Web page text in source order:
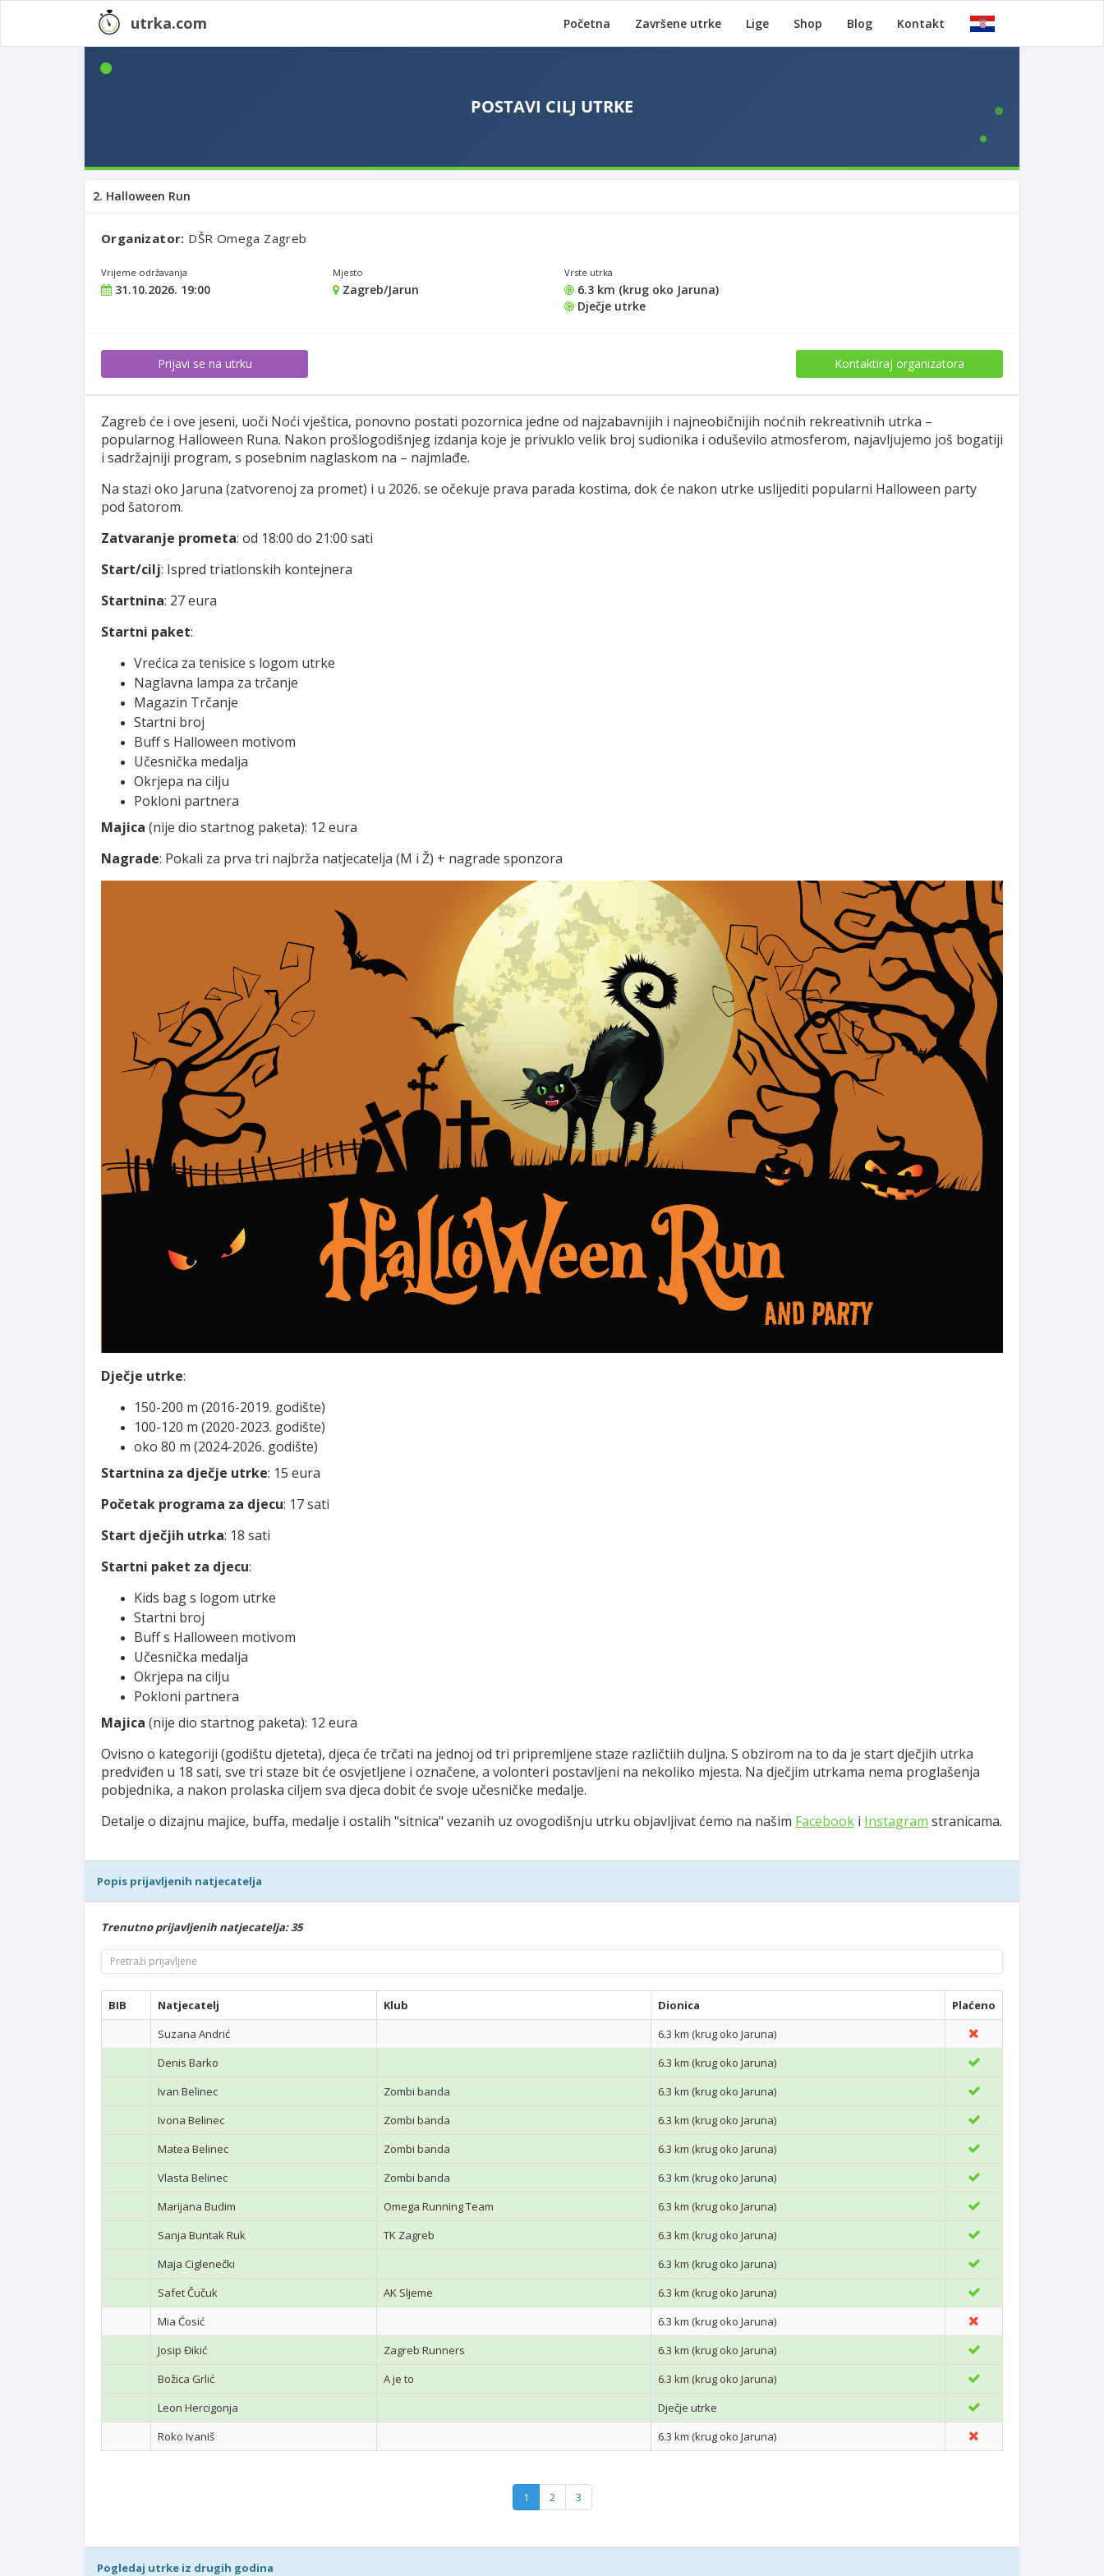
utrka.com Početna Završene utrke Lige Shop Blog Kontakt
2. Halloween Run
Organizator: DŠR Omega Zagreb
Vrijeme održavanja
31.10.2026. 19:00
Mjesto
Zagreb/Jarun
Vrste utrka
6.3 km (krug oko Jaruna)
Dječje utrke
Prijavi se na utrku Kontaktiraj organizatora
Zagreb će i ove jeseni, uoči Noći vještica, ponovno postati pozornica jedne od najzabavnijih i najneobičnijih noćnih rekreativnih utrka –
popularnog Halloween Runa. Nakon prošlogodišnjeg izdanja koje je privuklo velik broj sudionika i oduševilo atmosferom, najavljujemo još bogatiji
i sadržajniji program, s posebnim naglaskom na – najmlađe.
Na stazi oko Jaruna (zatvorenoj za promet) i u 2026. se očekuje prava parada kostima, dok će nakon utrke uslijediti popularni Halloween party
pod šatorom.
Zatvaranje prometa: od 18:00 do 21:00 sati
Start/cilj: Ispred triatlonskih kontejnera
Startnina: 27 eura
Startni paket:
Vrećica za tenisice s logom utrke
Naglavna lampa za trčanje
Magazin Trčanje
Startni broj
Buff s Halloween motivom
Učesnička medalja
Okrjepa na cilju
Pokloni partnera
Majica (nije dio startnog paketa): 12 eura
Nagrade: Pokali za prva tri najbrža natjecatelja (M i Ž) + nagrade sponzora
Dječje utrke:
150-200 m (2016-2019. godište)
100-120 m (2020-2023. godište)
oko 80 m (2024-2026. godište)
Startnina za dječje utrke: 15 eura
Početak programa za djecu: 17 sati
Start dječjih utrka: 18 sati
Startni paket za djecu:
Kids bag s logom utrke
Startni broj
Buff s Halloween motivom
Učesnička medalja
Okrjepa na cilju
Pokloni partnera
Majica (nije dio startnog paketa): 12 eura
Ovisno o kategoriji (godištu djeteta), djeca će trčati na jednoj od tri pripremljene staze različtiih duljna. S obzirom na to da je start dječjih utrka
predviđen u 18 sati, sve tri staze bit će osvjetljene i označene, a volonteri postavljeni na nekoliko mjesta. Na dječjim utrkama nema proglašenja
pobjednika, a nakon prolaska ciljem sva djeca dobit će svoje učesničke medalje.
Detalje o dizajnu majice, buffa, medalje i ostalih "sitnica" vezanih uz ovogodišnju utrku objavljivat ćemo na našim Facebook i Instagram stranicama.
Popis prijavljenih natjecatelja
Trenutno prijavljenih natjecatelja: 35
BIB Natjecatelj Klub Dionica
Plaćeno
Suzana Andrić
6.3 km (krug oko Jaruna)
Denis Barko
6.3 km (krug oko Jaruna)
Ivan Belinec
Zombi banda
6.3 km (krug oko Jaruna)
Ivona Belinec
Zombi banda
6.3 km (krug oko Jaruna)
Matea Belinec
Zombi banda
6.3 km (krug oko Jaruna)
Vlasta Belinec
Zombi banda
6.3 km (krug oko Jaruna)
Marijana Budim
Omega Running Team
6.3 km (krug oko Jaruna)
Sanja Buntak Ruk
TK Zagreb
6.3 km (krug oko Jaruna)
Maja Ciglenečki
6.3 km (krug oko Jaruna)
Safet Čučuk
AK Sljeme
6.3 km (krug oko Jaruna)
Mia Ćosić
6.3 km (krug oko Jaruna)
Josip Đikić
Zagreb Runners
6.3 km (krug oko Jaruna)
Božica Grlić
A je to
6.3 km (krug oko Jaruna)
Leon Hercigonja
Dječje utrke
Roko Ivaniš
6.3 km (krug oko Jaruna)
1 2 3
Pogledaj utrke iz drugih godina